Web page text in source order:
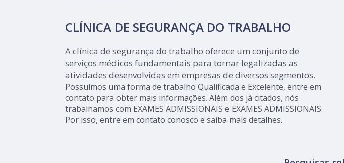
CLÍNICA DE SEGURANÇA DO TRABALHO
A clínica de segurança do trabalho oferece um conjunto de
serviços médicos fundamentais para tornar legalizadas as
atividades desenvolvidas em empresas de diversos segmentos.
Possuímos uma forma de trabalho Qualificada e Excelente, entre em
contato para obter mais informações. Além dos já citados, nós
trabalhamos com EXAMES ADMISSIONAIS e EXAMES ADMISSIONAIS.
Por isso, entre em contato conosco e saiba mais detalhes.